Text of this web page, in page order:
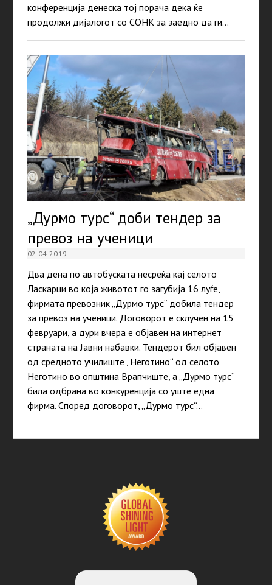
конференција денеска тој порача дека ќе
продолжи дијалогот со СОНК за заедно да ги…
„Дурмо турс“ доби тендер за
превоз на ученици
02.04.2019
Два дена по автобуската несреќа кај селото
Ласкарци во која животот го загубија 16 луѓе,
фирмата превозник „Дурмо турс“ добила тендер
за превоз на ученици. Договорот е склучен на 15
февруари, а дури вчера е објавен на интернет
страната на Јавни набавки. Тендерот бил објавен
од средното училиште „Неготино“ од селото
Неготино во општина Врапчиште, а „Дурмо турс“
била одбрана во конкуренција со уште една
фирма. Според договорот, „Дурмо турс“…